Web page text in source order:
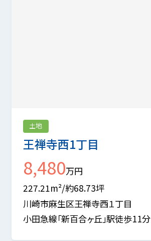
王禅寺西1丁目
土地
8,480万円
227.21m²/約68.73坪
川崎市麻生区王禅寺西１丁目
小田急線「新百合ヶ丘」駅徒歩11分